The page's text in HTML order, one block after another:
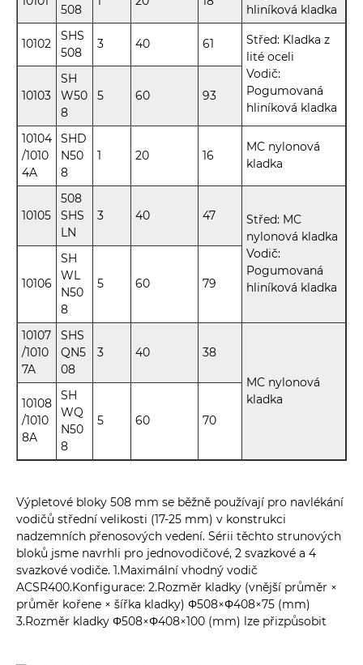
508
hliníková kladka
10102
SHS
508
3 40 61
Střed: Kladka z
lité oceli
Vodič:
Pogumovaná
hliníková kladka
10103
SH
W50
8
5 60 93
10104
/1010
4A
SHD
N50
8
1 20 16
MC nylonová
kladka
10105
508
SHS
LN
3 40 47
Střed: MC
nylonová kladka
Vodič:
Pogumovaná
hliníková kladka
10106
SH
WL
N50
8
5 60 79
10107
/1010
7A
SHS
QN5
08
3 40 38
MC nylonová
kladka
10108
/1010
8A
SH
WQ
N50
8
5 60 70
Výpletové bloky 508 mm se běžně používají pro navlékání
vodičů střední velikosti (17-25 mm) v konstrukci
nadzemních přenosových vedení. Sérii těchto strunových
bloků jsme navrhli pro jednovodičové, 2 svazkové a 4
svazkové vodiče. 1.Maximální vhodný vodič
ACSR400.Konfigurace: 2.Rozměr kladky (vnější průměr ×
průměr kořene × šířka kladky) Φ508×Φ408×75 (mm)
3.Rozměr kladky Φ508×Φ408×100 (mm) lze přizpůsobit